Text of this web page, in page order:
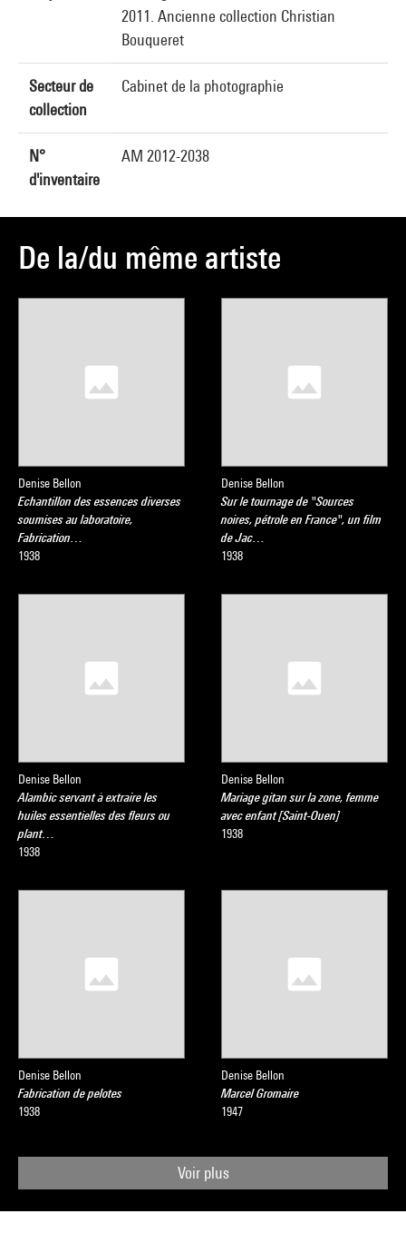
2011. Ancienne collection Christian
Bouqueret
Secteur de
collection
Cabinet de la photographie
N°
d'inventaire
AM 2012-2038
De la/du même artiste
Denise Bellon
Echantillon des essences diverses
soumises au laboratoire,
Fabrication…
1938
Denise Bellon
Sur le tournage de "Sources
noires, pétrole en France", un film
de Jac…
1938
Denise Bellon
Alambic servant à extraire les
huiles essentielles des fleurs ou
plant…
1938
Denise Bellon
Mariage gitan sur la zone, femme
avec enfant [Saint-Ouen]
1938
Denise Bellon
Fabrication de pelotes
1938
Denise Bellon
Marcel Gromaire
1947
Voir plus